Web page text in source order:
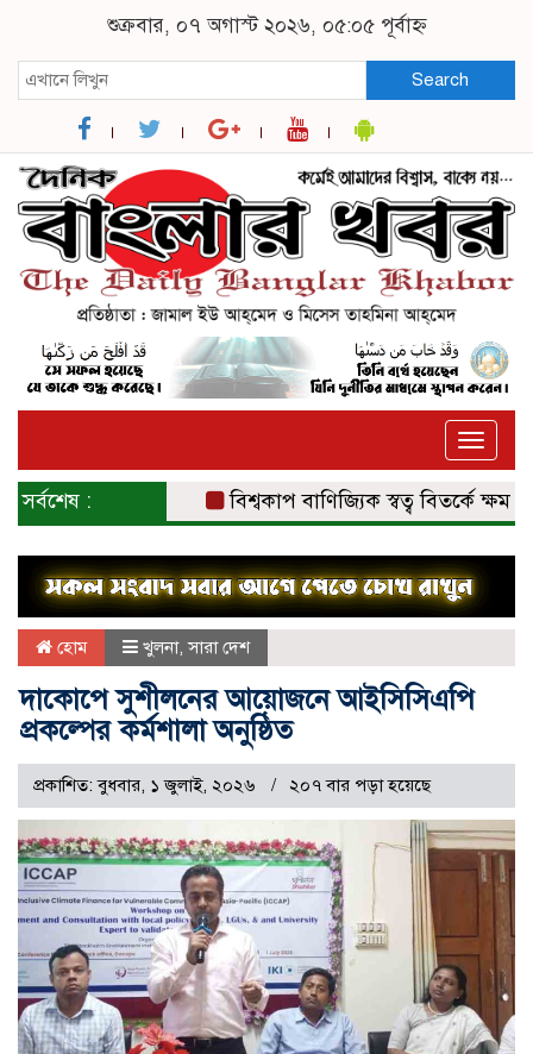
শুক্রবার, ০৭ অগাস্ট ২০২৬, ০৫:০৫ পূর্বাহ্ন
Search
Toggle
সর্বশেষ : বিশ্বকাপ বাণিজ্যিক স্বত্ব বিতর্কে ক্ষমা
হোম খুলনা,সারা দেশ
দাকোপে সুশীলনের আয়োজনে আইসিসিএপি
প্রকল্পের কর্মশালা অনুষ্ঠিত ‎
প্রকাশিত: বুধবার, ১ জুলাই, ২০২৬ ২০৭ বার পড়া হয়েছে